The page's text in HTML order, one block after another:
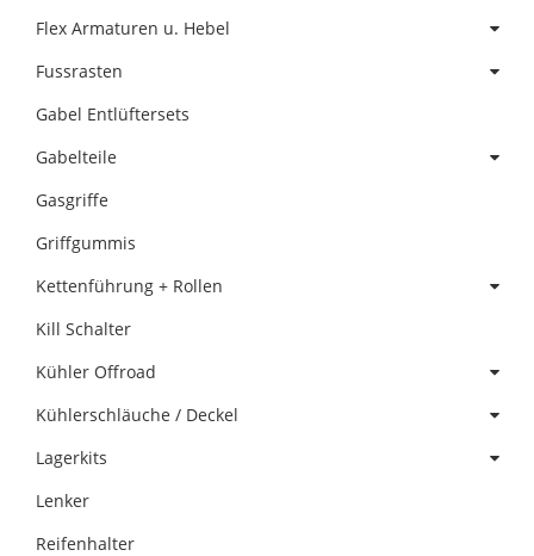
Flex Armaturen u. Hebel
Fussrasten
Gabel Entlüftersets
Gabelteile
Gasgriffe
Griffgummis
Kettenführung + Rollen
Kill Schalter
Kühler Offroad
Kühlerschläuche / Deckel
Lagerkits
Lenker
Reifenhalter